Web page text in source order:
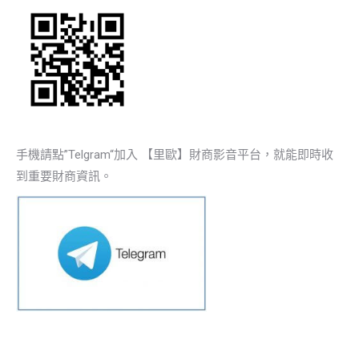
手機請點”Telgram“加入 【里歐】財商影音平台，就能即時收
到重要財商資訊。